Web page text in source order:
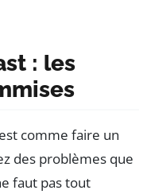
: les
comme faire un
des problèmes que
faut pas tout